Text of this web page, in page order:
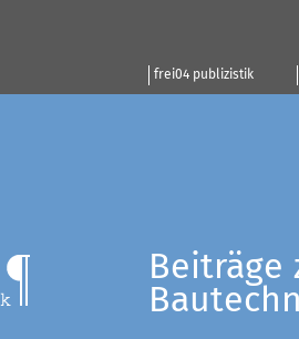
frei04 publizistik
Beiträge